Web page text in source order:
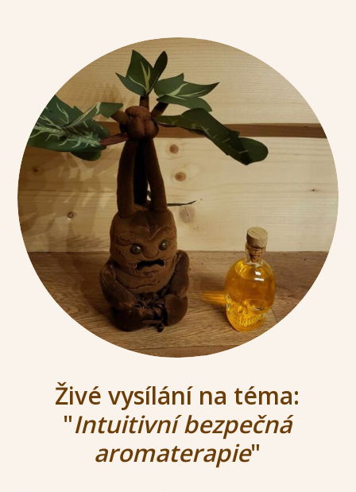
Živé vysílání na téma:
"Intuitivní bezpečná
aromaterapie"